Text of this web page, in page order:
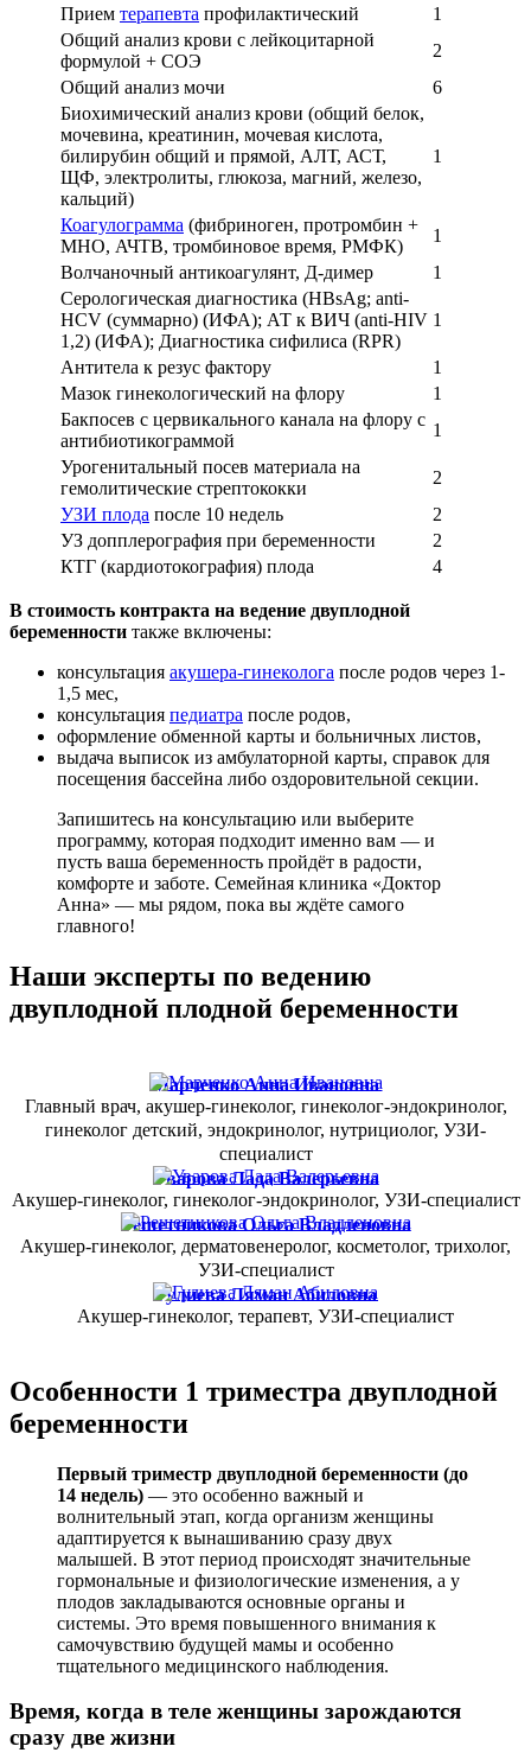
Прием терапевта профилактический
1
Общий анализ крови с лейкоцитарной
формулой + СОЭ
2
Общий анализ мочи
6
Биохимический анализ крови (общий белок,
мочевина, креатинин, мочевая кислота,
билирубин общий и прямой, АЛТ, АСТ,
ЩФ, электролиты, глюкоза, магний, железо,
кальций)
1
Коагулограмма (фибриноген, протромбин +
МНО, АЧТВ, тромбиновое время, РМФК)
1
Волчаночный антикоагулянт, Д-димер
1
Серологическая диагностика (HBsAg; anti-
HCV (суммарно) (ИФА); АТ к ВИЧ (anti-HIV
1,2) (ИФА); Диагностика сифилиса (RPR)
1
Антитела к резус фактору
1
Мазок гинекологический на флору
1
Бакпосев с цервикального канала на флору с
антибиотикограммой
1
Урогенитальный посев материала на
гемолитические стрептококки
2
УЗИ плода после 10 недель
2
УЗ допплерография при беременности
2
КТГ (кардиотокография) плода
4
В стоимость контракта на ведение двуплодной
беременности также включены:
консультация акушера-гинеколога после родов через 1-
1,5 мес,
консультация педиатра после родов,
оформление обменной карты и больничных листов,
выдача выписок из амбулаторной карты, справок для
посещения бассейна либо оздоровительной секции.
Запишитесь на консультацию или выберите
программу, которая подходит именно вам — и
пусть ваша беременность пройдёт в радости,
комфорте и заботе. Семейная клиника «Доктор
Анна» — мы рядом, пока вы ждёте самого
главного!
Наши эксперты по ведению
двуплодной плодной беременности
Марченко Анна Ивановна
Главный врач, акушер-гинеколог, гинеколог-эндокринолог,
гинеколог детский, эндокринолог, нутрициолог, УЗИ-
специалист
Уварова Лада Валерьевна
Акушер-гинеколог, гинеколог-эндокринолог, УЗИ-специалист
Решетникова Ольга Владленовна
Акушер-гинеколог, дерматовенеролог, косметолог, трихолог,
УЗИ-специалист
Гулиева Ляман Абиловна
Акушер-гинеколог, терапевт, УЗИ-специалист
Особенности 1 триместра двуплодной
беременности
Первый триместр двуплодной беременности (до
14 недель) — это особенно важный и
волнительный этап, когда организм женщины
адаптируется к вынашиванию сразу двух
малышей. В этот период происходят значительные
гормональные и физиологические изменения, а у
плодов закладываются основные органы и
системы. Это время повышенного внимания к
самочувствию будущей мамы и особенно
тщательного медицинского наблюдения.
Время, когда в теле женщины зарождаются
сразу две жизни